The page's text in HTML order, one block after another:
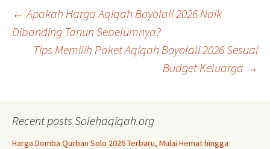
Post
navigation
← Apakah Harga Aqiqah Boyolali 2026 Naik
Dibanding Tahun Sebelumnya?
Tips Memilih Paket Aqiqah Boyolali 2026 Sesuai
Budget Keluarga →
Recent posts Solehaqiqah.org
Harga Domba Qurban Solo 2026 Terbaru, Mulai Hemat hingga